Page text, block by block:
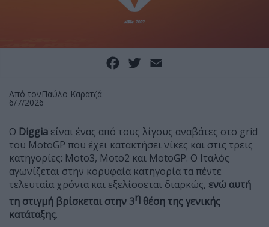
Facebook
Twitter
Από τονΠαύλο Καρατζά
6/7/2026
Ο Diggia είναι ένας από τους λίγους αναβάτες στο grid
του MotoGP που έχει κατακτήσει νίκες και στις τρεις
κατηγορίες: Moto3, Moto2 και MotoGP. Ο Ιταλός
αγωνίζεται στην κορυφαία κατηγορία τα πέντε
τελευταία χρόνια και εξελίσσεται διαρκώς, ενώ αυτή
τη στιγμή βρίσκεται στην 3η θέση της γενικής
κατάταξης.